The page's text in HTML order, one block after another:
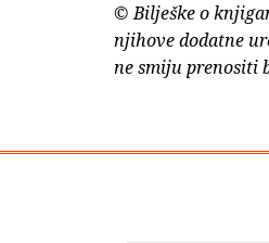
© Bilješke o
njihove dodatne
ne smiju prenositi